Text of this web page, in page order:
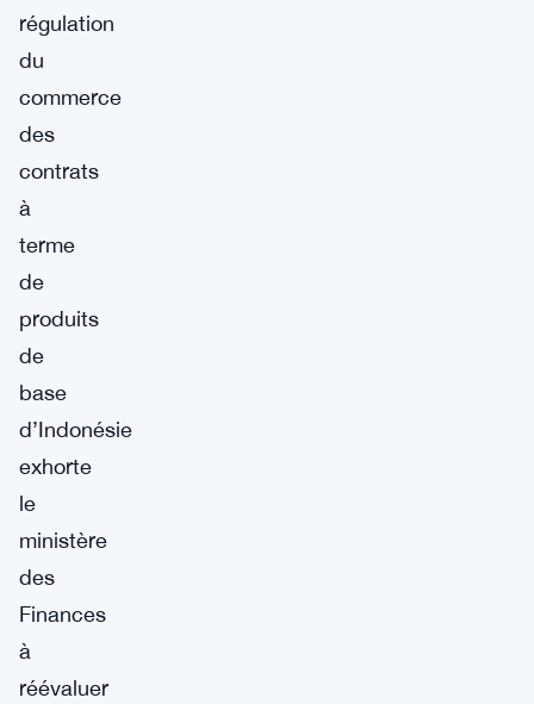
régulation
du
commerce
des
contrats
à
terme
de
produits
de
base
d’Indonésie
exhorte
le
ministère
des
Finances
à
réévaluer